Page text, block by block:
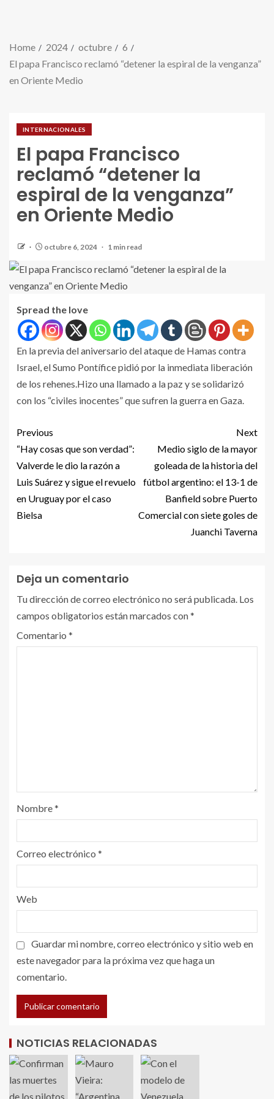
Home 2024 octubre
6
El papa Francisco reclamó “detener la espiral de la venganza”
en Oriente Medio
INTERNACIONALES
El papa Francisco
reclamó “detener la
espiral de la venganza”
en Oriente Medio
octubre 6, 2024 1 min read
Spread the love
En la previa del aniversario del ataque de Hamas contra
Israel, el Sumo Pontífice pidió por la inmediata liberación
de los rehenes.Hizo una llamado a la paz y se solidarizó
con los “civiles inocentes” que sufren la guerra en Gaza.
Previous
“Hay cosas que son verdad”:
Valverde le dio la razón a
Luis Suárez y sigue el revuelo
en Uruguay por el caso
Bielsa
Next
Medio siglo de la mayor
goleada de la historia del
fútbol argentino: el 13-1 de
Banfield sobre Puerto
Comercial con siete goles de
Juanchi Taverna
Deja un comentario
Tu dirección de correo electrónico no será publicada. Los
campos obligatorios están marcados con*
Comentario *
Nombre*
Correo electrónico *
Web
Guardar mi nombre, correo electrónico y sitio web en
este navegador para la próxima vez que haga un
comentario.
NOTICIAS RELACIONADAS